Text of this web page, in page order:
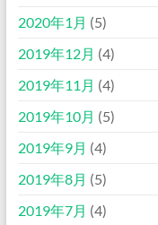
2020年1月 (5)
2019年12月 (4)
2019年11月 (4)
2019年10月 (5)
2019年9月 (4)
2019年8月 (5)
2019年7月 (4)